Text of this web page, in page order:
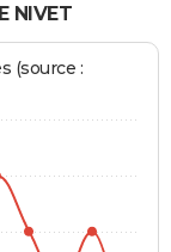
NIVET
(source :